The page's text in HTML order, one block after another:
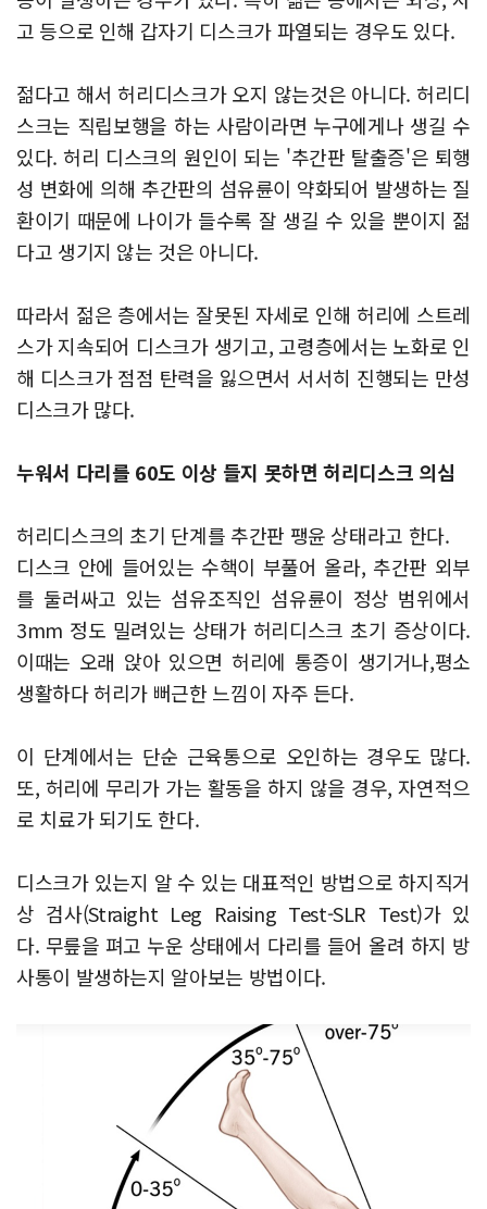
고 등으로 인해 갑자기 디스크가 파열되는 경우도 있다.
젊다고 해서 허리디스크가 오지 않는것은 아니다. 허리디
스크는 직립보행을 하는 사람이라면 누구에게나 생길 수
있다. 허리 디스크의 원인이 되는 '추간판 탈출증'은 퇴행
성 변화에 의해 추간판의 섬유륜이 약화되어 발생하는 질
환이기 때문에 나이가 들수록 잘 생길 수 있을 뿐이지 젊
다고 생기지 않는 것은 아니다. ​
따라서 젊은 층에서는 잘못된 자세로 인해 허리에 스트레
스가 지속되어 디스크가 생기고, 고령층에서는 노화로 인
해 디스크가 점점 탄력을 잃으면서 서서히 진행되는 만성
디스크가 많다.
​누워서 다리를 60도 이상 들지 못하면 허리디스크 의심
허리디스크의 초기 단계를 추간판 팽윤 상태라고 한다.
디스크 안에 들어있는 수핵이 부풀어 올라, 추간판 외부
를 둘러싸고 있는 섬유조직인 섬유륜이 정상 범위에서
3mm 정도 밀려있는 상태가 허리디스크 초기 증상이다.
이때는 오래 앉아 있으면 허리에 통증이 생기거나,평소
생활하다 허리가 뻐근한 느낌이 자주 든다.
​이 단계에서는 단순 근육통으로 오인하는 경우도 많다.
또, 허리에 무리가 가는 활동을 하지 않을 경우, 자연적으
로 치료가 되기도 한다.
디스크가 있는지 알 수 있는 대표적인 방법으로 하지직거
상 검사(Straight Leg Raising Test-SLR Test)가 있
다. 무릎을 펴고 누운 상태에서 다리를 들어 올려 하지 방
사통이 발생하는지 알아보는 방법이다.